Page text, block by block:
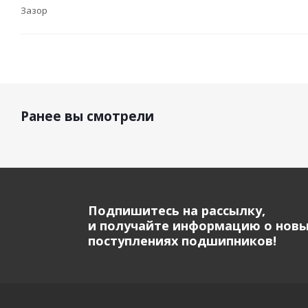
Зазор
Ранее вы смотрели
Подпишитесь на рассылку,
и получайте информацию о
поступлениях подшипников!